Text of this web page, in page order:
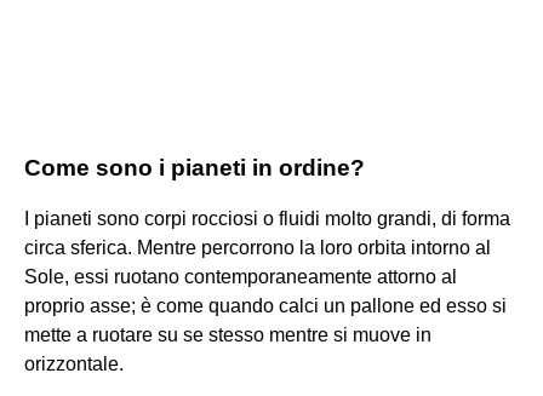
Come sono i pianeti in ordine?
I pianeti sono corpi rocciosi o fluidi molto grandi, di forma
circa sferica. Mentre percorrono la loro orbita intorno al
Sole, essi ruotano contemporaneamente attorno al
proprio asse; è come quando calci un pallone ed esso si
mette a ruotare su se stesso mentre si muove in
orizzontale.